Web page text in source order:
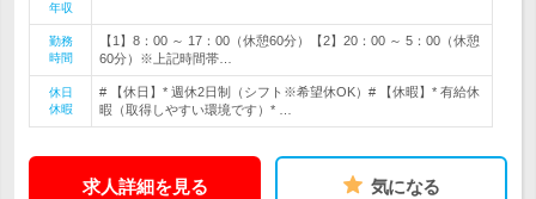
年収
勤務
時間
【1】8：00 ～ 17：00（休憩60分）【2】20：00 ～ 5：00（休憩
60分）※上記時間帯…
休日
休暇
# 【休日】* 週休2日制（シフト※希望休OK）# 【休暇】* 有給休
暇（取得しやすい環境です）* …
求人詳細を見る 気になる